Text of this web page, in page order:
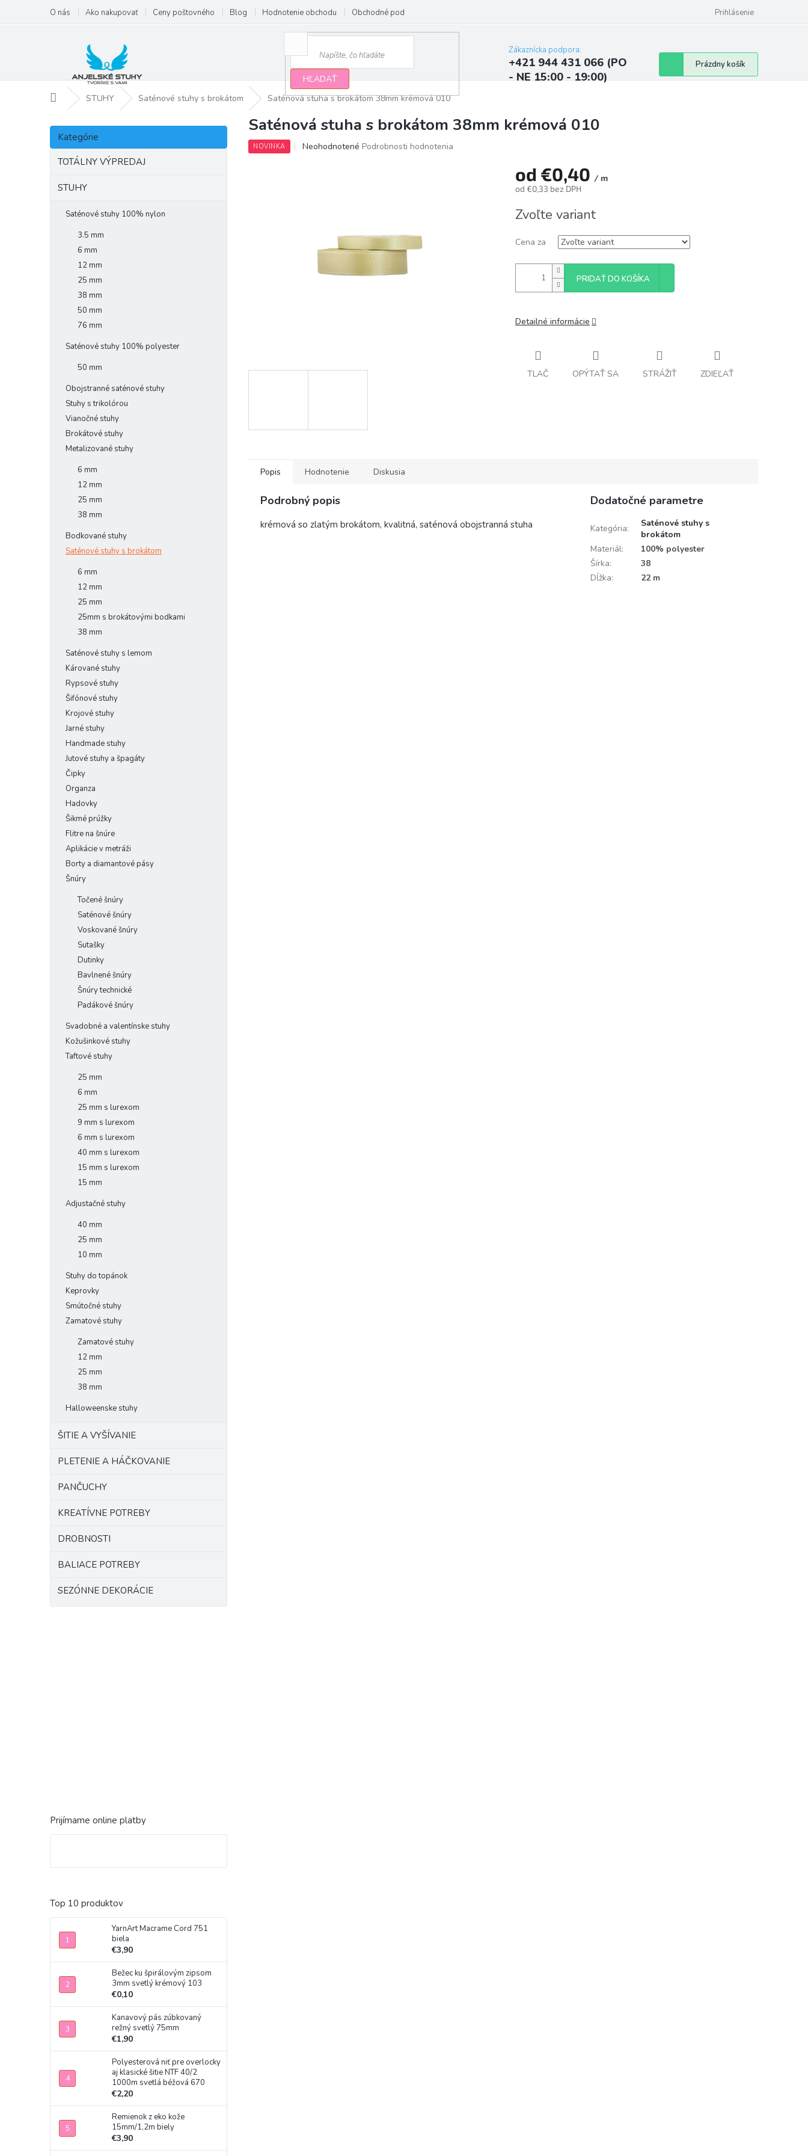
obsah
O nás Ako nakupovať Ceny poštovného Blog Hodnotenie obchodu Obchodné podmienky Najčastejšie otázky a odpovede
Prihlásenie
HĽADAŤ
Zákaznícka podpora:
+421 944 431 066 (PO
- NE 15:00 - 19:00)
Nákupný
košík
Prázdny košík
DomovSTUHY Saténové stuhy s brokátom Saténová stuha s brokátom 38mm krémová 010
B
č
Preskočiť
kategórie
Kategórie
TOTÁLNY VÝPREDAJ
STUHY
Saténové stuhy 100% nylon
3.5 mm
6 mm
12 mm
25 mm
38 mm
50 mm
76 mm
Saténové stuhy 100% polyester
50 mm
Obojstranné saténové stuhy
Stuhy s trikolórou
Vianočné stuhy
Brokátové stuhy
Metalizované stuhy
6 mm
12 mm
25 mm
38 mm
Bodkované stuhy
Saténové stuhy s brokátom
6 mm
12 mm
25 mm
25mm s brokátovými bodkami
38 mm
Saténové stuhy s lemom
Kárované stuhy
Rypsové stuhy
Šifónové stuhy
Krojové stuhy
Jarné stuhy
Handmade stuhy
Jutové stuhy a špagáty
Čipky
Organza
Hadovky
Šikmé prúžky
Flitre na šnúre
Aplikácie v metráži
Borty a diamantové pásy
Šnúry
Točené šnúry
Saténové šnúry
Voskované šnúry
Sutašky
Dutinky
Bavlnené šnúry
Šnúry technické
Padákové šnúry
Svadobné a valentínske stuhy
Kožušinkové stuhy
Taftové stuhy
25 mm
6 mm
25 mm s lurexom
9 mm s lurexom
6 mm s lurexom
40 mm s lurexom
15 mm s lurexom
15 mm
Adjustačné stuhy
40 mm
25 mm
10 mm
Stuhy do topánok
Keprovky
Smútočné stuhy
Zamatové stuhy
Zamatové stuhy
12 mm
25 mm
38 mm
Halloweenske stuhy
ŠITIE A VYŠÍVANIE
PLETENIE A HÁČKOVANIE
PANČUCHY
KREATÍVNE POTREBY
DROBNOSTI
BALIACE POTREBY
SEZÓNNE DEKORÁCIE
Prijímame online platby
Top 10 produktov
YarnArt Macrame Cord 751
biela
€3,90
Bežec ku špirálovým zipsom
3mm svetlý krémový 103
€0,10
Kanavový pás zúbkovaný
režný svetlý 75mm
€1,90
Polyesterová niť pre overlocky
aj klasické šitie NTF 40/2
1000m svetlá béžová 670
€2,20
Remienok z eko kože
15mm/1,2m biely
€3,90
Saténová stuha s brokátom 38mm krémová 010
NOVINKA
Priemerné
Neohodnotené Podrobnosti hodnotenia
od €0,40 / m
od €0,33 bez DPH
cena:
Zvoľte variant
Cena za
PRIDAŤ DO KOŠÍKA
Detailné informácie
TLAČ OPÝTAŤ SA STRÁŽIŤ ZDIEĽAŤ
Popis Hodnotenie Diskusia
Podrobný popis
krémová so zlatým brokátom, kvalitná, saténová obojstranná stuha
Dodatočné parametre
Kategória:
Saténové stuhy s
brokátom
Materiál:
100% polyester
Šírka:
38
Dĺžka: 22 m